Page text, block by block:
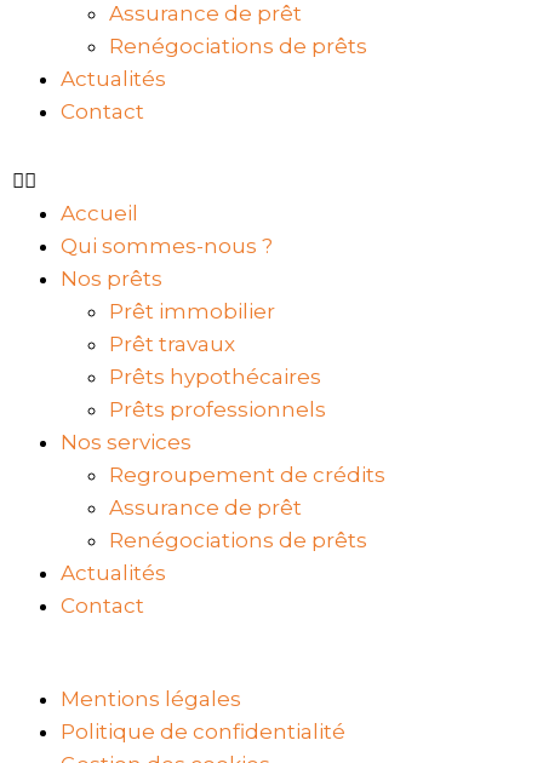
Assurance de prêt
Renégociations de prêts
Actualités
Contact
Accueil
Qui sommes-nous ?
Nos prêts
Prêt immobilier
Prêt travaux
Prêts hypothécaires
Prêts professionnels
Nos services
Regroupement de crédits
Assurance de prêt
Renégociations de prêts
Actualités
Contact
Mentions légales
Politique de confidentialité